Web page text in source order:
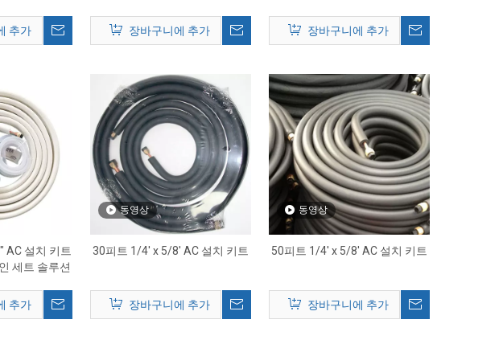
추가
장바구니에 추가
장바구니에 추가
AC 설치 키트
세트 솔루션
추가
동영상
30피트 1/4' x 5/8' AC 설치 키트
장바구니에 추가
동영상
50피트 1/4' x 5/8' AC 설치 키트
장바구니에 추가